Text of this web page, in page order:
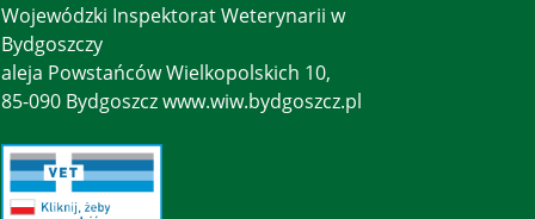
Wojewódzki Inspektorat Weterynarii w
Bydgoszczy
aleja Powstańców Wielkopolskich 10,
85-090 Bydgoszcz www.wiw.bydgoszcz.pl